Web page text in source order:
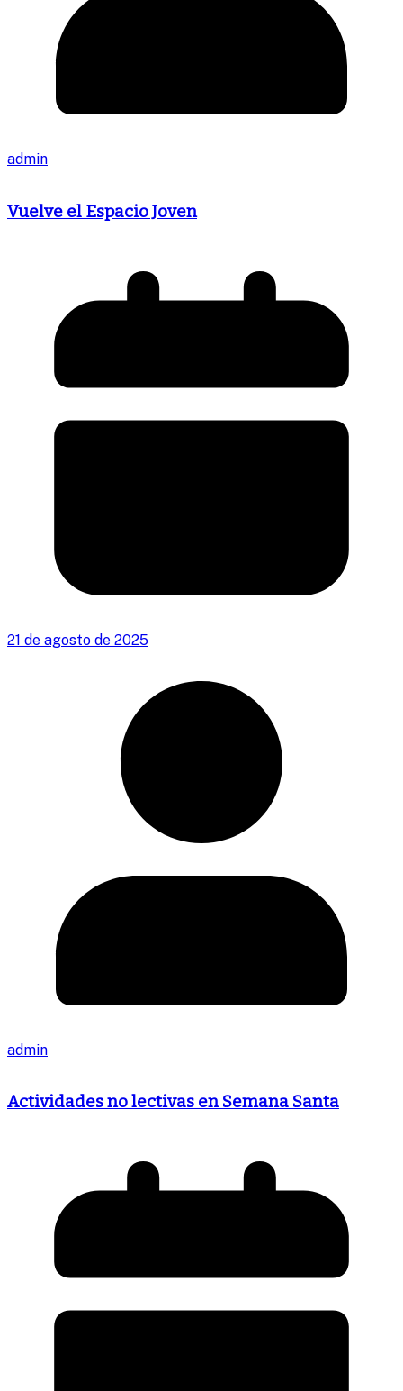
admin
Vuelve el Espacio Joven
21 de agosto de 2025
admin
Actividades no lectivas en Semana Santa